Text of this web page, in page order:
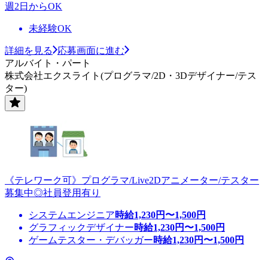
週2日からOK
未経験OK
詳細を見る
応募画面に進む
アルバイト・パート
株式会社エクスライト(プログラマ/2D・3Dデザイナー/テス
ター)
《テレワーク可》プログラマ/Live2Dアニメーター/テスター
募集中◎社員登用有り
システムエンジニア時給1,230円〜1,500円
グラフィックデザイナー時給1,230円〜1,500円
ゲームテスター・デバッガー時給1,230円〜1,500円